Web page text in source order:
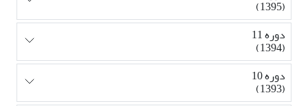
(1395)
دوره 11
(1394)
دوره 10
(1393)